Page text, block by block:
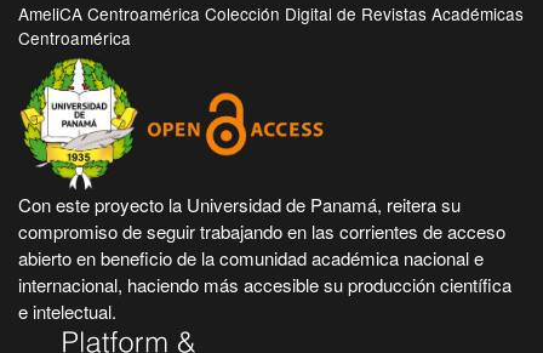
AmeliCA Centroamérica Colección Digital de Revistas Académicas
Centroamérica
Con este proyecto la Universidad de Panamá, reitera su
compromiso de seguir trabajando en las corrientes de acceso
abierto en beneficio de la comunidad académica nacional e
internacional, haciendo más accesible su producción científica
e intelectual.